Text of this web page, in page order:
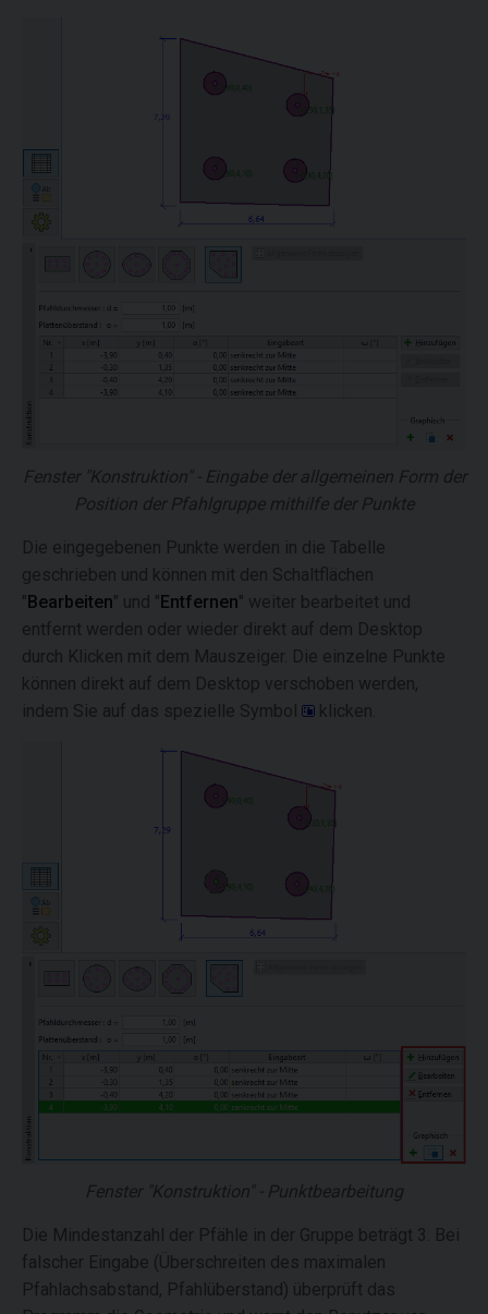
Fenster "Konstruktion" - Eingabe der allgemeinen Form der
Position der Pfahlgruppe mithilfe der Punkte
Die eingegebenen Punkte werden in die Tabelle
geschrieben und können mit den Schaltflächen
"Bearbeiten" und "Entfernen" weiter bearbeitet und
entfernt werden oder wieder direkt auf dem Desktop
durch Klicken mit dem Mauszeiger. Die einzelne Punkte
können direkt auf dem Desktop verschoben werden,
indem Sie auf das spezielle Symbol
klicken.
Fenster "Konstruktion" - Punktbearbeitung
Die Mindestanzahl der Pfähle in der Gruppe beträgt 3. Bei
falscher Eingabe (Überschreiten des maximalen
Pfahlachsabstand, Pfahlüberstand) überprüft das